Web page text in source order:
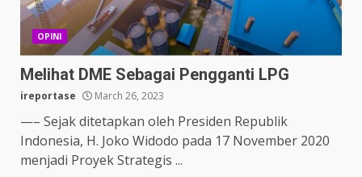
OPINI
Melihat DME Sebagai Pengganti LPG
ireportase March 26, 2023
—– Sejak ditetapkan oleh Presiden Republik
Indonesia, H. Joko Widodo pada 17 November 2020
menjadi Proyek Strategis ...